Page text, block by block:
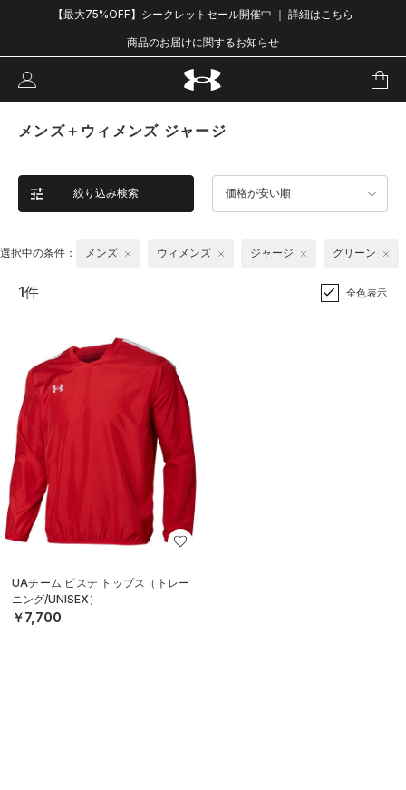
【最大75%OFF】シークレットセール開催中 ｜ 詳細はこちら
商品のお届けに関するお知らせ
メンズ＋ウィメンズ ジャージ
絞り込み検索 価格が安い順
選択中の条件： メンズ ウィメンズ ジャージ グリーン
1件 全色表示
UAチーム ピステ トップス（トレー
ニング/UNISEX）
￥7,700